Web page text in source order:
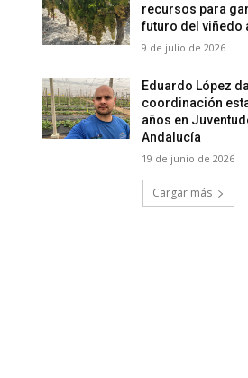
recursos para
futuro del viñedo
9 de julio de 2026
Eduardo López
coordinación
años en
Andalucía
19 de junio de 2026
Cargar más